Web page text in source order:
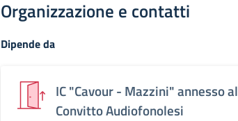
Organizzazione e contatti
Dipende da
IC "Cavour - Mazzini" annesso al
Convitto Audiofonolesi